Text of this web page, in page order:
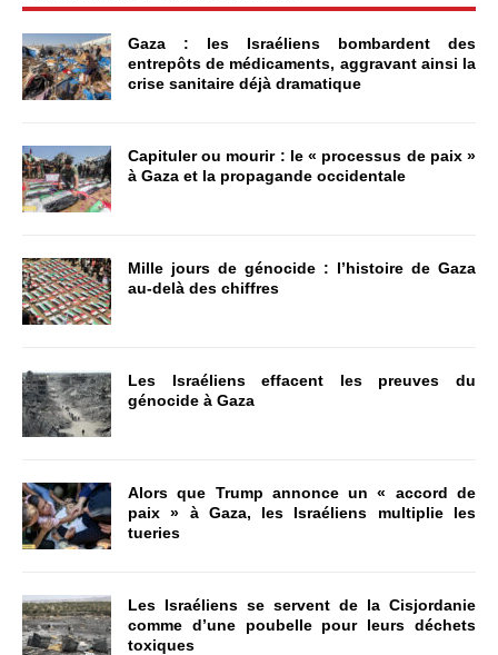
Gaza : les Israéliens bombardent des
entrepôts de médicaments, aggravant ainsi la
crise sanitaire déjà dramatique
Capituler ou mourir : le « processus de paix »
à Gaza et la propagande occidentale
Mille jours de génocide : l’histoire de Gaza
au-delà des chiffres
Les Israéliens effacent les preuves du
génocide à Gaza
Alors que Trump annonce un « accord de
paix » à Gaza, les Israéliens multiplie les
tueries
Les Israéliens se servent de la Cisjordanie
comme d’une poubelle pour leurs déchets
toxiques